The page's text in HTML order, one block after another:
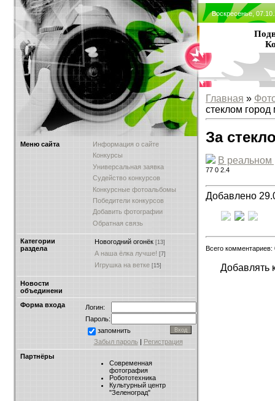
Меню сайта
Информация о сайте
Конкурсы
Универсальная заявка
Судейство конкурсов
Конкурсные фотоальбомы
Победители конкурсов
Добавить фотографии
Обратная связь
Категории
раздела
Новогодний огонёк [13]
А наша ёлка лучше! [7]
Игрушка на ветке [15]
Новости
объединени
Форма входа
Логин:
Пароль:
запомнить
Забыл пароль | Регистрация
Партнёры
Современная
фотография
Робототехника
Культурный центр
"Зеленоград"
Воскресенье,
Главная »
стеклом город
За
В
77 0 2.4
Добавлено
Всего комментариев:
Добавлять